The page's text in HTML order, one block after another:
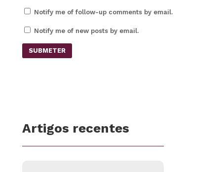
Notify me of follow-up comments by email.
Notify me of new posts by email.
SUBMETER
Artigos recentes